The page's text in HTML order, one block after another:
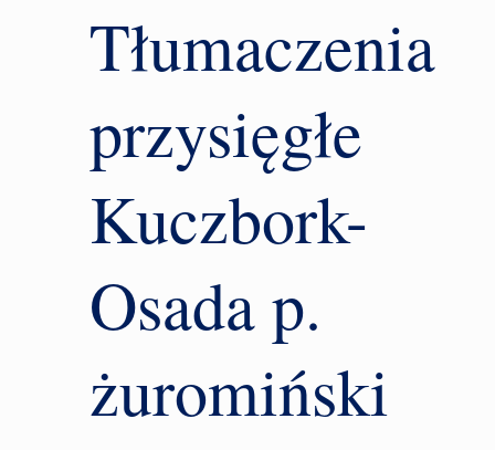
Tłumaczenia
przysięgłe
Kuczbork-
Osada p.
żuromiński